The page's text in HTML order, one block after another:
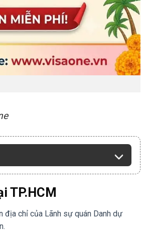
TP.HCM
địa chỉ của Lãnh sự quán Danh dự